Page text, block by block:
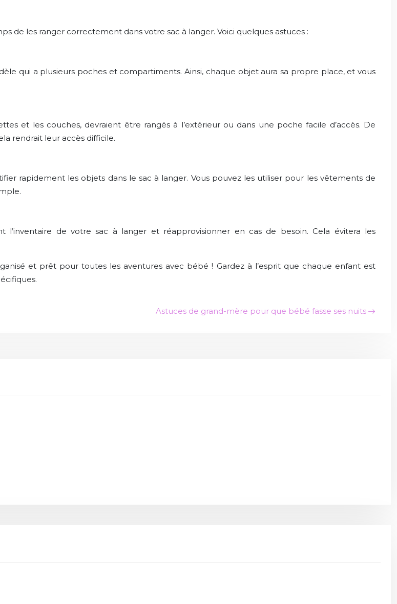
de les ranger correctement dans votre sac à langer. Voici quelques astuces :
qui a plusieurs poches et compartiments. Ainsi, chaque objet aura sa propre place, et vous
et les couches, devraient être rangés à l’extérieur ou dans une poche facile d’accès. De
rendrait leur accès difficile.
rapidement les objets dans le sac à langer. Vous pouvez les utiliser pour les vêtements de
de votre sac à langer et réapprovisionner en cas de besoin. Cela évitera les
et prêt pour toutes les aventures avec bébé ! Gardez à l’esprit que chaque enfant est
Astuces de grand-mère pour que bébé fasse ses nuits